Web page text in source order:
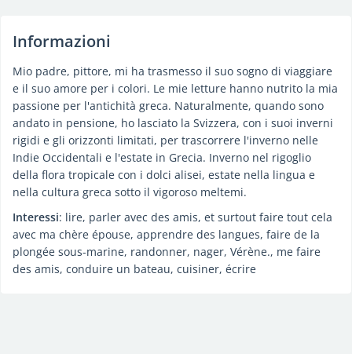
Informazioni
Mio padre, pittore, mi ha trasmesso il suo sogno di viaggiare
e il suo amore per i colori. Le mie letture hanno nutrito la mia
passione per l'antichità greca. Naturalmente, quando sono
andato in pensione, ho lasciato la Svizzera, con i suoi inverni
rigidi e gli orizzonti limitati, per trascorrere l'inverno nelle
Indie Occidentali e l'estate in Grecia. Inverno nel rigoglio
della flora tropicale con i dolci alisei, estate nella lingua e
nella cultura greca sotto il vigoroso meltemi.
Interessi: lire, parler avec des amis, et surtout faire tout cela
avec ma chère épouse, apprendre des langues, faire de la
plongée sous-marine, randonner, nager, Vérène., me faire
des amis, conduire un bateau, cuisiner, écrire